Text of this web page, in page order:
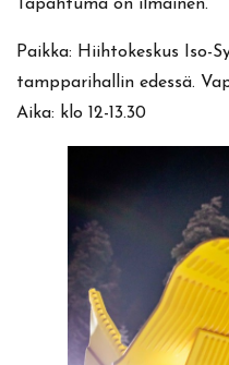
Tapahtuma on ilmainen.
Paikka: Hiihtokeskus Iso-
tampparihallin edessä.
Aika: klo 12-13.30